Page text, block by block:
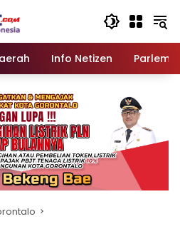
Info Netizen